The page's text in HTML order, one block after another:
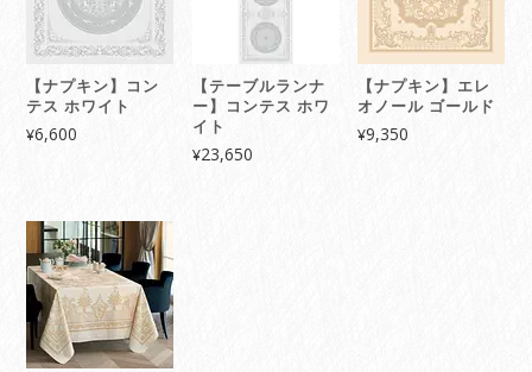
【ナプキン】コン
テス ホワイト
¥6,600
【テーブルランナ
ー】コンテス ホワ
イト
¥23,650
【ナプキン】エレ
オノール ゴールド
¥9,350